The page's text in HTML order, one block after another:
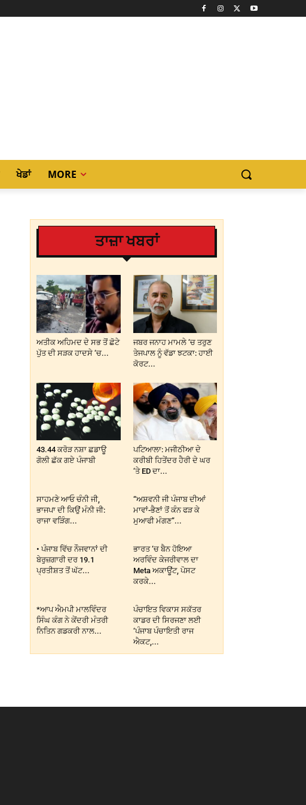
ਖੇਡਾਂ MORE
ਤਾਜ਼ਾ ਖਬਰਾਂ
ਅਤੀਕ ਅਹਿਮਦ ਦੇ ਸਭ ਤੋਂ ਛੋਟੇ
ਪੁੱਤ ਦੀ ਸੜਕ ਹਾਦਸੇ ‘ਚ...
ਜਬਰ ਜਨਾਹ ਮਾਮਲੇ ‘ਚ ਤਰੁਣ
ਤੇਜਪਾਲ ਨੂੰ ਵੱਡਾ ਝਟਕਾ: ਹਾਈ
ਕੋਰਟ...
43.44 ਕਰੋੜ ਨਸ਼ਾ ਛਡਾਊ
ਗੋਲੀ ਛੱਕ ਗਏ ਪੰਜਾਬੀ
ਪਟਿਆਲਾ: ਮਜੀਠੀਆ ਦੇ
ਕਰੀਬੀ ਹਿਤੇਂਦਰ ਹੈਰੀ ਦੇ ਘਰ
‘ਤੇ ED ਦਾ...
ਸਾਹਮਣੇ ਆਓ ਚੰਨੀ ਜੀ,
ਭਾਜਪਾ ਦੀ ਕਿਉਂ ਮੰਨੀ ਜੀ:
ਰਾਜਾ ਵੜਿੰਗ...
“ਅਸ਼ਵਨੀ ਜੀ ਪੰਜਾਬ ਦੀਆਂ
ਮਾਵਾਂ-ਭੈਣਾਂ ਤੋਂ ਕੰਨ ਫੜ ਕੇ
ਮੁਆਫੀ ਮੰਗਣ”...
• ਪੰਜਾਬ ਵਿੱਚ ਨੌਜਵਾਨਾਂ ਦੀ
ਬੇਰੁਜ਼ਗਾਰੀ ਦਰ 19.1
ਪ੍ਰਤੀਸ਼ਤ ਤੋਂ ਘੱਟ...
ਭਾਰਤ ‘ਚ ਬੈਨ ਹੋਇਆ
ਅਰਵਿੰਦ ਕੇਜਰੀਵਾਲ ਦਾ
Meta ਅਕਾਊਂਟ, ਪੋਸਟ
ਕਰਕੇ...
*ਆਪ ਐਮਪੀ ਮਾਲਵਿੰਦਰ
ਸਿੰਘ ਕੰਗ ਨੇ ਕੇਂਦਰੀ ਮੰਤਰੀ
ਨਿਤਿਨ ਗਡਕਰੀ ਨਾਲ...
ਪੰਚਾਇਤ ਵਿਕਾਸ ਸਕੱਤਰ
ਕਾਡਰ ਦੀ ਸਿਰਜਣਾ ਲਈ
‘ਪੰਜਾਬ ਪੰਚਾਇਤੀ ਰਾਜ
ਐਕਟ,...